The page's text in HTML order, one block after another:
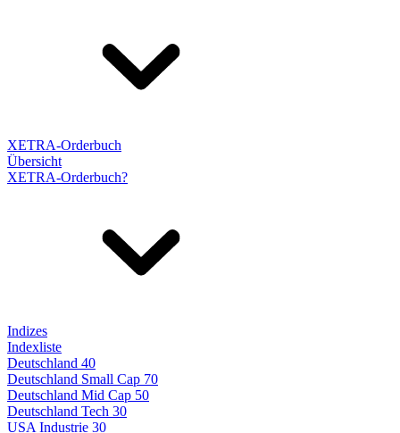
XETRA-Orderbuch
Übersicht
XETRA-Orderbuch?
Indizes
Indexliste
Deutschland 40
Deutschland Small Cap 70
Deutschland Mid Cap 50
Deutschland Tech 30
USA Industrie 30